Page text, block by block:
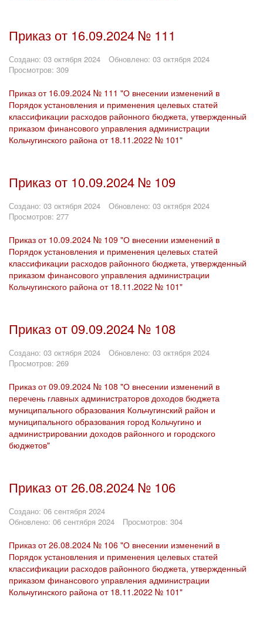
Приказ от 16.09.2024 № 111
Создано: 03 октября 2024
Обновлено: 03 октября 2024
Просмотров: 309
Приказ от 16.09.2024 № 111 "О внесении изменений в
Порядок установления и применения целевых статей
классификации расходов районного бюджета, утвержденный
приказом финансового управления администрации
Кольчугинского района от 18.11.2022 № 101"
Приказ от 10.09.2024 № 109
Создано: 03 октября 2024
Обновлено: 03 октября 2024
Просмотров: 277
Приказ от 10.09.2024 № 109 "О внесении изменений в
Порядок установления и применения целевых статей
классификации расходов районного бюджета, утвержденный
приказом финансового управления администрации
Кольчугинского района от 18.11.2022 № 101"
Приказ от 09.09.2024 № 108
Создано: 03 октября 2024
Обновлено: 03 октября 2024
Просмотров: 269
Приказ от 09.09.2024 № 108 "О внесении изменений в
перечень главных администраторов доходов бюджета
муниципального образования Кольчугинский район и
муниципального образования город Кольчугино и
администрировании доходов районного и городского
бюджетов"
Приказ от 26.08.2024 № 106
Создано: 06 сентября 2024
Обновлено: 06 сентября 2024
Просмотров: 304
Приказ от 26.08.2024 № 106 "О внесении изменений в
Порядок установления и применения целевых статей
классификации расходов районного бюджета, утвержденный
приказом финансового управления администрации
Кольчугинского района от 18.11.2022 № 101"